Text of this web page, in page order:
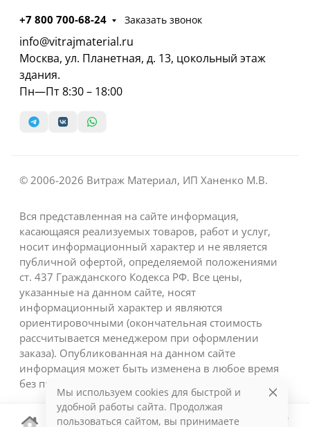
+7 800 700-68-24 Заказать звонок
info@vitrajmaterial.ru
Москва, ул. Планетная, д. 13, цокольный этаж
здания.
Пн—Пт 8:30 – 18:00
© 2006-2026 Витраж Материал, ИП Ханенко М.В.
Вся представленная на сайте информация,
касающаяся реализуемых товаров, работ и услуг,
носит информационный характер и не является
публичной офертой, определяемой положениями
ст. 437 Гражданского Кодекса РФ. Все цены,
указанные на данном сайте, носят
информационный характер и являются
ориентировочными (окончательная стоимость
рассчитывается менеджером при оформлении
заказа). Опубликованная на данном сайте
информация может быть изменена в любое время
без предварительного уведомления.
Мы используем cookies для быстрой и
удобной работы сайта. Продолжая
пользоваться сайтом, вы принимаете